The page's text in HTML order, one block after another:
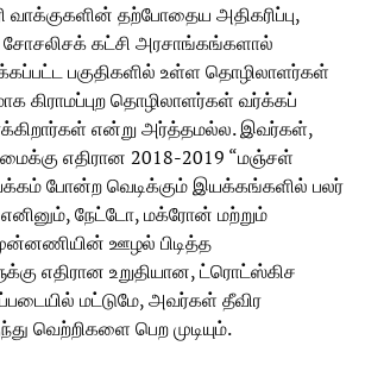
வாக்குகளின் தற்போதைய அதிகரிப்பு,
சோசலிசக் கட்சி அரசாங்கங்களால்
பகுதிகளில் உள்ள தொழிலாளர்கள்
கிராமப்புற தொழிலாளர்கள் வர்க்கப்
என்று அர்த்தமல்ல. இவர்கள்,
எதிரான 2018-2019 “மஞ்சள்
போன்ற வெடிக்கும் இயக்கங்களில் பலர்
நேட்டோ, மக்ரோன் மற்றும்
ஊழல் பிடித்த
எதிரான உறுதியான, ட்ரொட்ஸ்கிச
மட்டுமே, அவர்கள் தீவிர
வெற்றிகளை பெற முடியும்.